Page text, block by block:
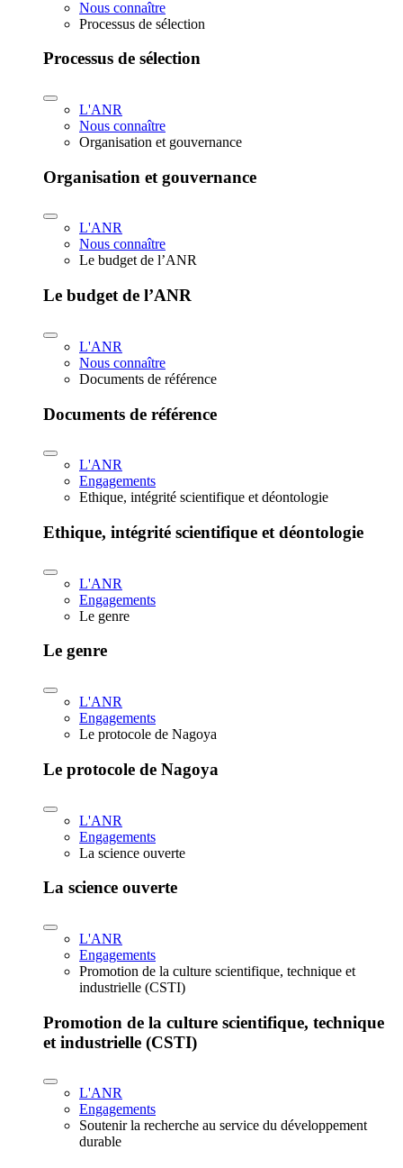
Nous connaître
Processus de sélection
Processus de sélection
L'ANR
Nous connaître
Organisation et gouvernance
Organisation et gouvernance
L'ANR
Nous connaître
Le budget de l’ANR
Le budget de l’ANR
L'ANR
Nous connaître
Documents de référence
Documents de référence
L'ANR
Engagements
Ethique, intégrité scientifique et déontologie
Ethique, intégrité scientifique et déontologie
L'ANR
Engagements
Le genre
Le genre
L'ANR
Engagements
Le protocole de Nagoya
Le protocole de Nagoya
L'ANR
Engagements
La science ouverte
La science ouverte
L'ANR
Engagements
Promotion de la culture scientifique, technique et
industrielle (CSTI)
Promotion de la culture scientifique, technique
et industrielle (CSTI)
L'ANR
Engagements
Soutenir la recherche au service du développement
durable